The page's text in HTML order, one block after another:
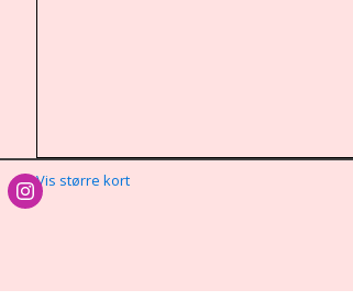
Vis større kort